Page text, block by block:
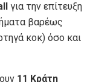
για την επίτευξη
βαρέως
κοκ) όσο και
11 Κράτη